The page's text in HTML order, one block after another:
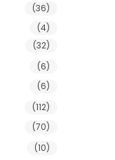
(36)
(4)
(32)
(6)
(6)
(112)
(70)
(10)